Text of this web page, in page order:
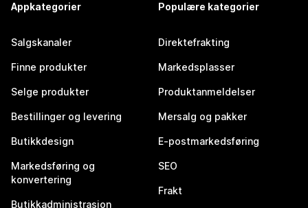
Appkategorier
Salgskanaler
Finne produkter
Selge produkter
Bestillinger og levering
Butikkdesign
Markedsføring og
konvertering
Butikkadministrasjon
Populære kategorier
Direktefrakting
Markedsplasser
Produktanmeldelser
Mersalg og pakker
E-postmarkedsføring
SEO
Frakt